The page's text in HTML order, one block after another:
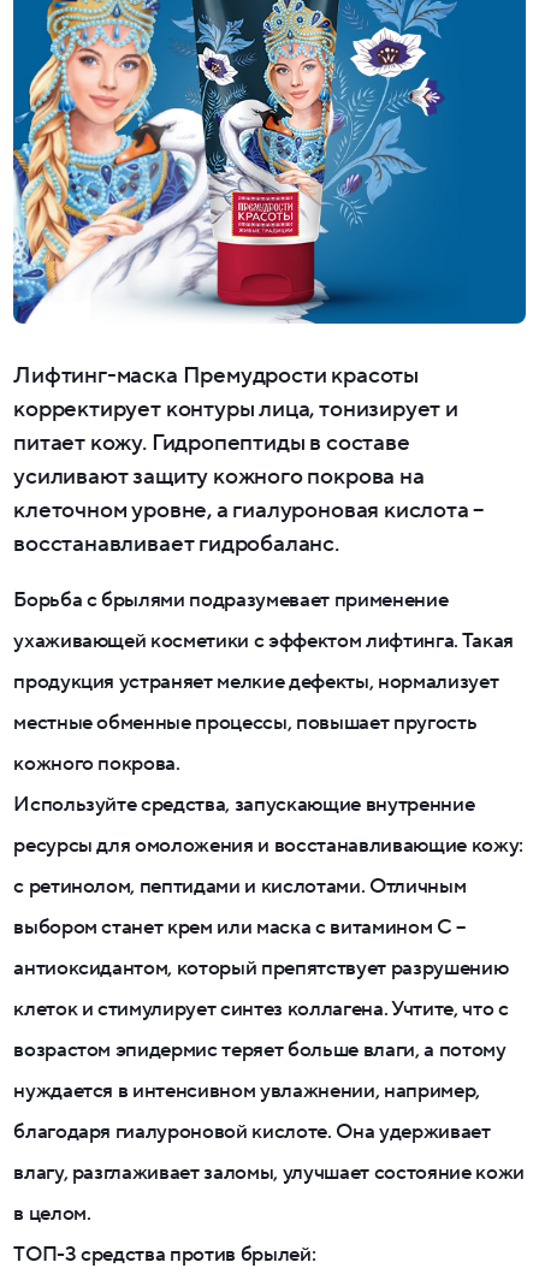
Лифтинг-маска Премудрости красоты
корректирует контуры лица, тонизирует и
питает кожу. Гидропептиды в составе
усиливают защиту кожного покрова на
клеточном уровне, а гиалуроновая кислота –
восстанавливает гидробаланс.
Борьба с брылями подразумевает применение
ухаживающей косметики с эффектом лифтинга. Такая
продукция устраняет мелкие дефекты, нормализует
местные обменные процессы, повышает пругость
кожного покрова.
Используйте средства, запускающие внутренние
ресурсы для омоложения и восстанавливающие кожу:
с ретинолом, пептидами и кислотами. Отличным
выбором станет крем или маска с витамином C –
антиоксидантом, который препятствует разрушению
клеток и стимулирует синтез коллагена. Учтите, что с
возрастом эпидермис теряет больше влаги, а потому
нуждается в интенсивном увлажнении, например,
благодаря гиалуроновой кислоте. Она удерживает
влагу, разглаживает заломы, улучшает состояние кожи
в целом.
ТОП-3 средства против брылей: